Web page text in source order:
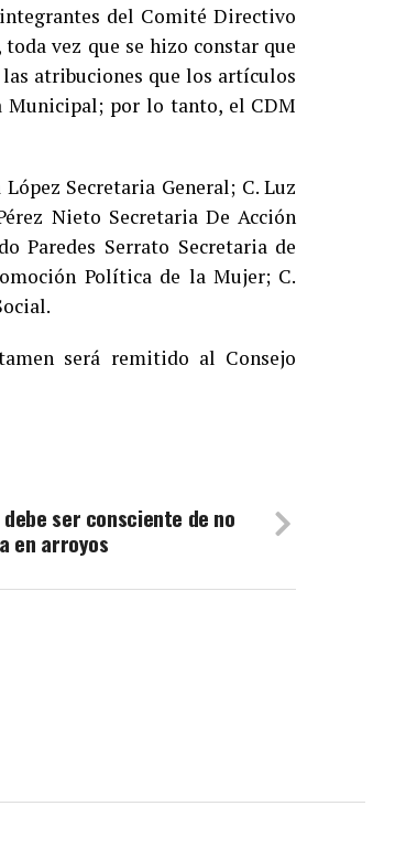
del Comité Directivo
vez que se hizo constar que
atribuciones que los artículos
Municipal; por lo tanto, el CDM
Secretaria General; C. Luz
Nieto Secretaria De Acción
Paredes Serrato Secretaria de
Política de la Mujer; C.
será remitido al Consejo
ser consciente de no
en arroyos